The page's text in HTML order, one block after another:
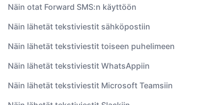
Näin otat Forward SMS:n käyttöön
Näin lähetät tekstiviestit sähköpostiin
Näin lähetät tekstiviestit toiseen puhelimeen
Näin lähetät tekstiviestit WhatsAppiin
Näin lähetät tekstiviestit Microsoft Teamsiin